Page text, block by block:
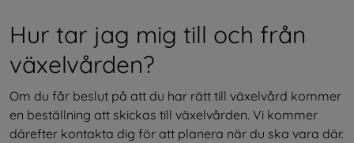
Hur tar jag mig till och från
växelvården?
Om du får beslut på att du har rätt till växelvård kommer
en beställning att skickas till växelvården. Vi kommer
därefter kontakta dig för att planera när du ska vara där.